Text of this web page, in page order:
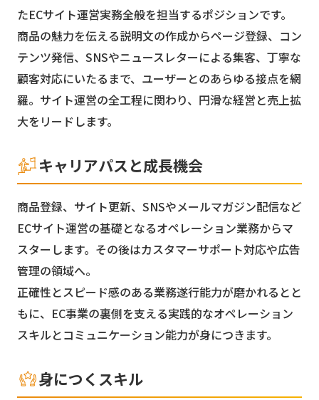
たECサイト運営実務全般を担当するポジションです。
商品の魅力を伝える説明文の作成からページ登録、コン
テンツ発信、SNSやニュースレターによる集客、丁寧な
顧客対応にいたるまで、ユーザーとのあらゆる接点を網
羅。サイト運営の全工程に関わり、円滑な経営と売上拡
大をリードします。
キャリアパスと成長機会
商品登録、サイト更新、SNSやメールマガジン配信など
ECサイト運営の基礎となるオペレーション業務からマ
スターします。その後はカスタマーサポート対応や広告
管理の領域へ。
正確性とスピード感のある業務遂行能力が磨かれるとと
もに、EC事業の裏側を支える実践的なオペレーション
スキルとコミュニケーション能力が身につきます。
身につくスキル